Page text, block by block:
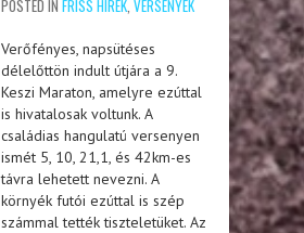
POSTED IN FRISS HÍREK, VERSENYEK
Verőfényes, napsütéses
délelőttön indult útjára a 9.
Keszi Maraton, amelyre ezúttal
is hivatalosak voltunk. A
családias hangulatú versenyen
ismét 5, 10, 21,1, és 42km-es
távra lehetett nevezni. A
környék futói ezúttal is szép
számmal tették tiszteletüket. Az